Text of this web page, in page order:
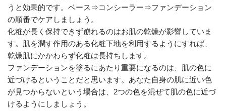
うと効果的です。ベース⇒コンシーラー⇒ファンデーション
の順番でケアしましょう。
化粧が長く保持できず崩れるのはお肌の乾燥が影響していま
す。肌を潤す作用のある化粧下地を利用するようにすれば、
乾燥肌にかかわらず化粧は長持ちします。
ファンデーションを塗るにあたり重要になるのは、肌の色に
近づけるということだと思います。あなた自身の肌に近い色
が見つからないという場合は、2つの色を混ぜて肌の色に近づ
けるようにしましょう。